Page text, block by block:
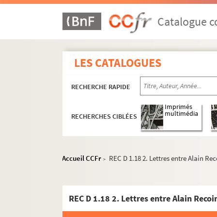
Catalogue
LES CATALOGUES
RECHERCHE RAPIDE
RECHERCHES CIBLÉES
Imprimés
multimédia
Accueil CCFr > REC D 1.18 2. Lettres entre Alain
REC D 1.18 2. Lettres entre Alain
REC A 1-3. Éléments biographiques.
REC D 1-2. Correspondance [classement par
REC D 1.1 1. Septembre 1949
REC D 1.3 1-10. Février juillet 1952
REC D 1.4 1-3. Juin Octobre 1953